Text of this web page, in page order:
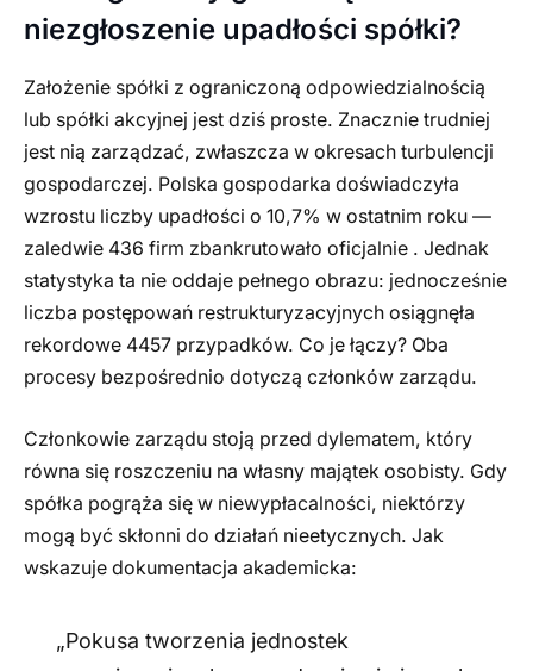
niezgłoszenie upadłości spółki?
Założenie spółki z ograniczoną odpowiedzialnością
lub spółki akcyjnej jest dziś proste. Znacznie trudniej
jest nią zarządzać, zwłaszcza w okresach turbulencji
gospodarczej. Polska gospodarka doświadczyła
wzrostu liczby upadłości o 10,7% w ostatnim roku —
zaledwie 436 firm zbankrutowało oficjalnie . Jednak
statystyka ta nie oddaje pełnego obrazu: jednocześnie
liczba postępowań restrukturyzacyjnych osiągnęła
rekordowe 4457 przypadków. Co je łączy? Oba
procesy bezpośrednio dotyczą członków zarządu.
Członkowie zarządu stoją przed dylematem, który
równa się roszczeniu na własny majątek osobisty. Gdy
spółka pogrąża się w niewypłacalności, niektórzy
mogą być skłonni do działań nieetycznych. Jak
wskazuje dokumentacja akademicka:
„Pokusa tworzenia jednostek